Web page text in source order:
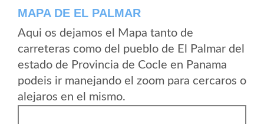
MAPA DE EL PALMAR
Aqui os dejamos el Mapa tanto de
carreteras como del pueblo de El Palmar del
estado de Provincia de Cocle en Panama
podeis ir manejando el zoom para cercaros o
alejaros en el mismo.